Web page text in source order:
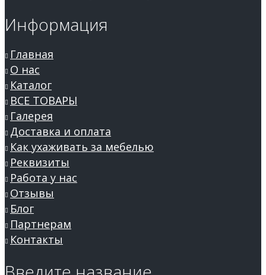
Информация
Главная
О нас
Каталог
ВСЕ ТОВАРЫ
Галерея
Доставка и оплата
Как ухаживать за мебелью
Реквизиты
Работа у нас
Отзывы
Блог
Партнерам
Контакты